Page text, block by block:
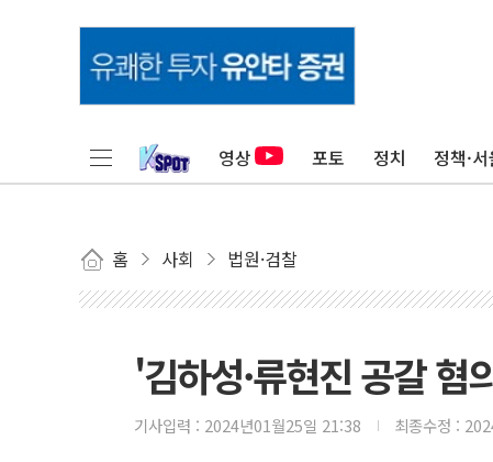
영상 포토 정치 정책·
홈 사회 법원·검찰
'김하성·류현진 공갈 혐
기사입력 : 2024년01월25일 21:38 최종수정 :